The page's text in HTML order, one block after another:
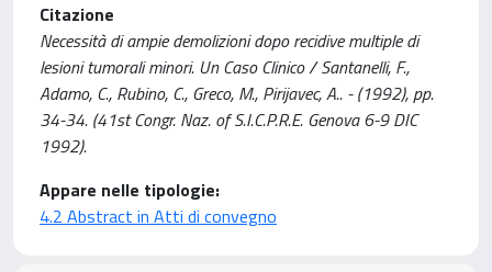
Citazione
Necessità di ampie demolizioni dopo recidive multiple di
lesioni tumorali minori. Un Caso Clinico / Santanelli, F.,
Adamo, C., Rubino, C., Greco, M., Pirijavec, A.. - (1992), pp.
34-34. (41st Congr. Naz. of S.I.C.P.R.E. Genova 6-9 DIC
1992).
Appare nelle tipologie:
4.2 Abstract in Atti di convegno